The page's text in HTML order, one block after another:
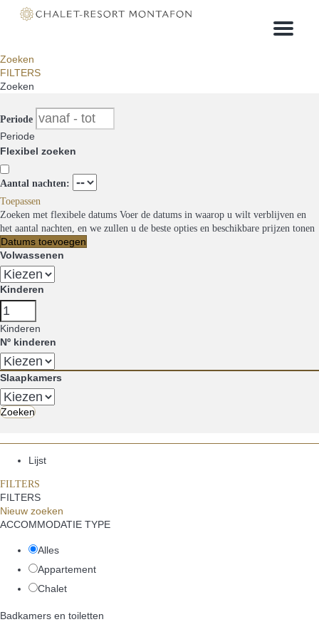
Menu
Zoeken
FILTERS
Zoeken
Periode
Periode
Flexibel zoeken
Aantal nachten:
Toepassen
Zoeken met flexibele datums Voer de datums in waarop u wilt verblijven en
het aantal nachten, en we zullen u de beste opties en beschikbare prijzen tonen
Datums toevoegen
Volwassenen
Kinderen
Kinderen
Nº kinderen
Slaapkamers
Zoeken
Lijst
FILTERS
FILTERS
Nieuw zoeken
ACCOMMODATIE TYPE
Alles
Appartement
Chalet
Badkamers en toiletten